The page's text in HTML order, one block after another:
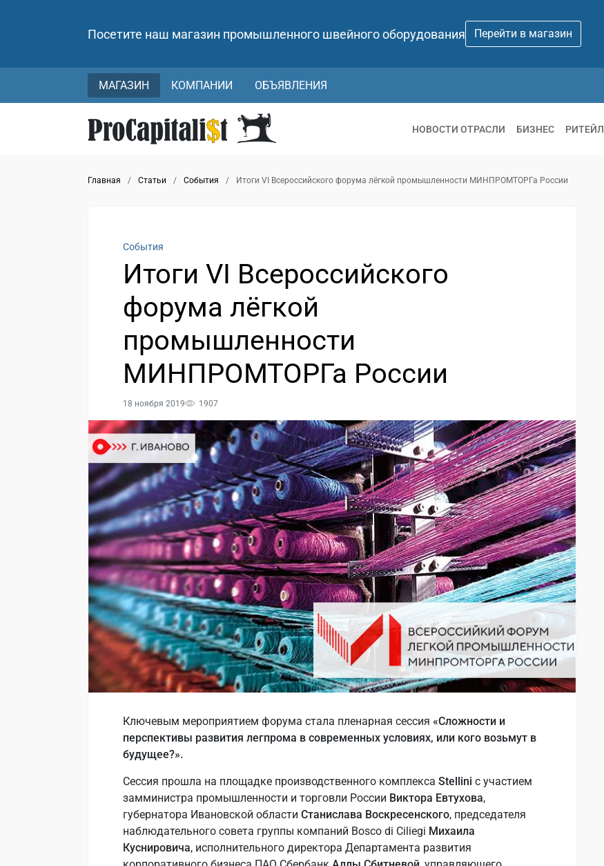
Посетите наш магазин промышленного швейного оборудования Перейти в магазин
МАГАЗИН КОМПАНИИ ОБЪЯВЛЕНИЯ
НОВОСТИ ОТРАСЛИ БИЗНЕС РИТЕЙЛ
Главная / Статьи / События / Итоги VI Всероссийского форума лёгкой промышленности МИНПРОМТОРГа России
События
Итоги VI Всероссийского
форума лёгкой
промышленности
МИНПРОМТОРГа России
18 ноября 2019 1907
Ключевым мероприятием форума стала пленарная сессия «Сложности и
перспективы развития легпрома в современных условиях, или кого возьмут в
будущее?».
Сессия прошла на площадке производственного комплекса Stellini с участием
замминистра промышленности и торговли России Виктора Евтухова,
губернатора Ивановской области Станислава Воскресенского, председателя
наблюдательного совета группы компаний Bosco di Ciliegi Михаила
Куснировича, исполнительного директора Департамента развития